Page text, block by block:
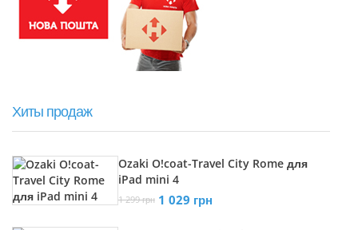
Хиты продаж
Ozaki O!coat-Travel City Rome для
iPad mini 4
1 299 грн 1 029 грн